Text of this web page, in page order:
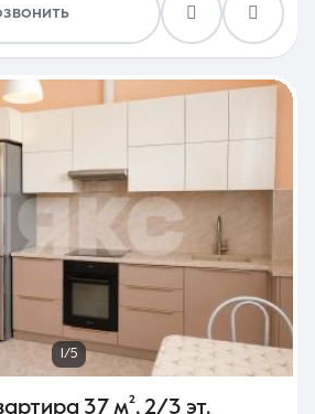
1/5
37 м², 2/3 эт.